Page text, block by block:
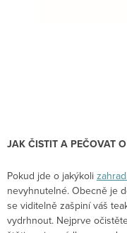
JAK ČISTIT A PEČOVAT
Pokud jde o jakýkoli
nevyhnutelné. Obecně je
se viditelně zašpiní váš
vydrhnout. Nejprve